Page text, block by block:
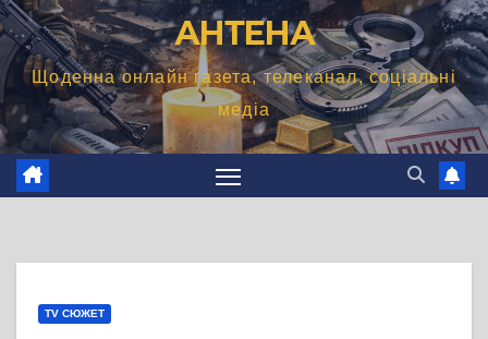
АНТЕНА
Щоденна онлайн газета, телеканал, соціальні
медіа
TV СЮЖЕТ